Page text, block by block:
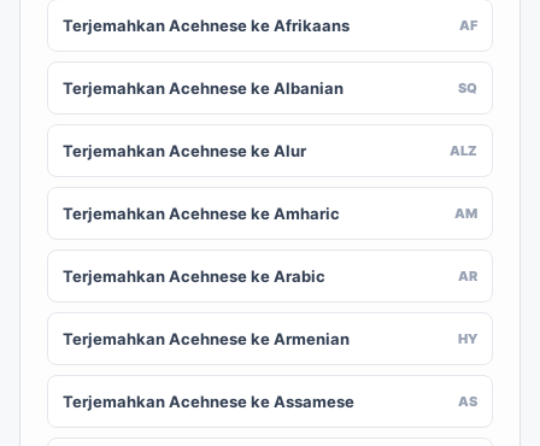
Terjemahkan Acehnese ke Afrikaans AF
Terjemahkan Acehnese ke Albanian SQ
Terjemahkan Acehnese ke Alur ALZ
Terjemahkan Acehnese ke Amharic AM
Terjemahkan Acehnese ke Arabic AR
Terjemahkan Acehnese ke Armenian HY
Terjemahkan Acehnese ke Assamese AS